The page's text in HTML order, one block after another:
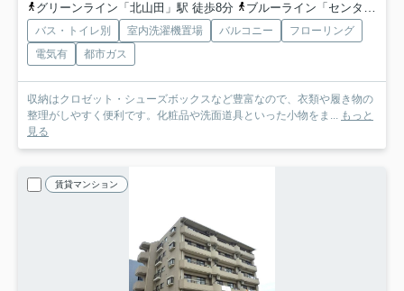
グリーンライン「北山田」駅 徒歩8分
ブルーライン「センター北」駅 徒歩15分
バス・トイレ別 室内洗濯機置場 バルコニー
フローリング
電気有
都市ガス
収納はクロゼット・シューズボックスなど豊富なので、衣類や履き物の
整理がしやすく便利です。化粧品や洗面道具といった小物をま... もっと
見る
賃貸マンション